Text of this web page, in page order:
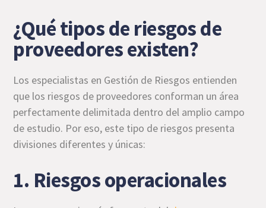
¿Qué tipos de riesgos de
proveedores existen?
Los especialistas en Gestión de Riesgos entienden
que los riesgos de proveedores conforman un área
perfectamente delimitada dentro del amplio campo
de estudio. Por eso, este tipo de riesgos presenta
divisiones diferentes y únicas:
1. Riesgos operacionales